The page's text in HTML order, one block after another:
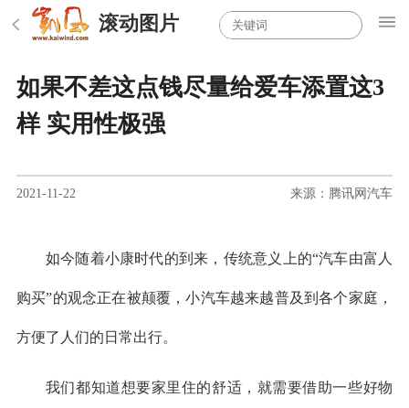
滚动图片
如果不差这点钱尽量给爱车添置这3
样 实用性极强
2021-11-22 来源：腾讯网汽车
如今随着小康时代的到来，传统意义上的“汽车由富人
购买”的观念正在被颠覆，小汽车越来越普及到各个家庭，
方便了人们的日常出行。
我们都知道想要家里住的舒适，就需要借助一些好物